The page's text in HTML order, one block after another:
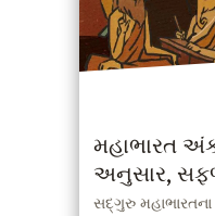
મહાભારત
અનુસાર,
સદ્‍ગુરુ